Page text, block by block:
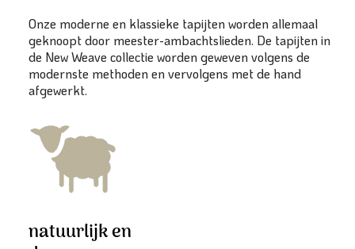
Onze moderne en klassieke tapijten worden allemaal
geknoopt door meester-ambachtslieden. De tapijten in
de New Weave collectie worden geweven volgens de
modernste methoden en vervolgens met de hand
afgewerkt.
natuurlijk en